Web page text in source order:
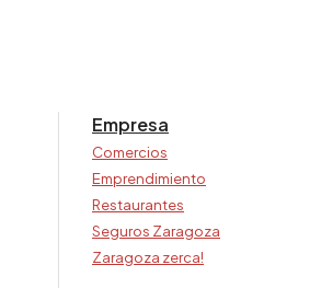
Empresa
Comercios
Emprendimiento
Restaurantes
Seguros Zaragoza
Zaragoza zerca!